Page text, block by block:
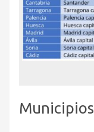
Municipios